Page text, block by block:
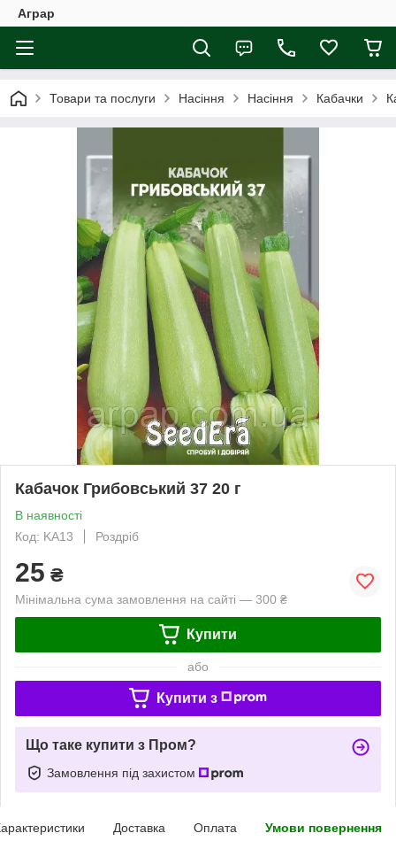
Аграр
Товари та послуги Насіння Насіння Кабачки
Кабачок Грибовський 37 20 г
В наявності
Код: KA13
Роздріб
25 ₴
Мінімальна сума замовлення на сайті — 300 ₴
Купити
або
Купити з
Що таке купити з Пром?
Замовлення під захистом
Доставка Оплата Умови повернення